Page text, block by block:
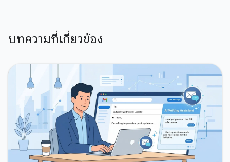
บทความที่เกี่ยวข้อง